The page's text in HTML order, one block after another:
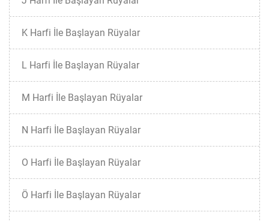
K Harfi İle Başlayan Rüyalar
L Harfi İle Başlayan Rüyalar
M Harfi İle Başlayan Rüyalar
N Harfi İle Başlayan Rüyalar
O Harfi İle Başlayan Rüyalar
Ö Harfi İle Başlayan Rüyalar